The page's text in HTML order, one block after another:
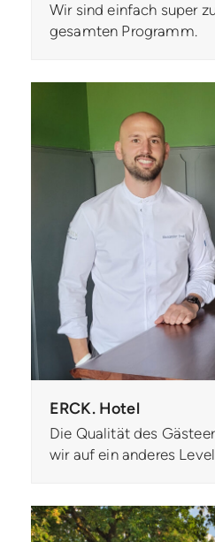
Wir sind einfach super
gesamten Programm.
ERCK. Hotel
Die Qualität des
wir auf ein anderes